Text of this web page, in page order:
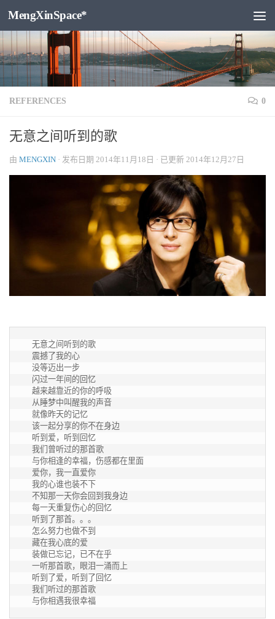
跳至内容
MengXinSpace*
REFERENCES 0
无意之间听到的歌
由 MENGXIN · 发布日期 2014年11月18日 · 已更新 2014年12月27日
  与你相遇我很幸福